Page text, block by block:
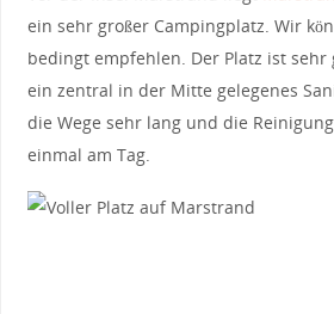
ein sehr großer Campingplatz. Wir
bedingt empfehlen. Der Platz ist
ein zentral in der Mitte gelegenes
die Wege sehr lang und die
einmal am Tag.